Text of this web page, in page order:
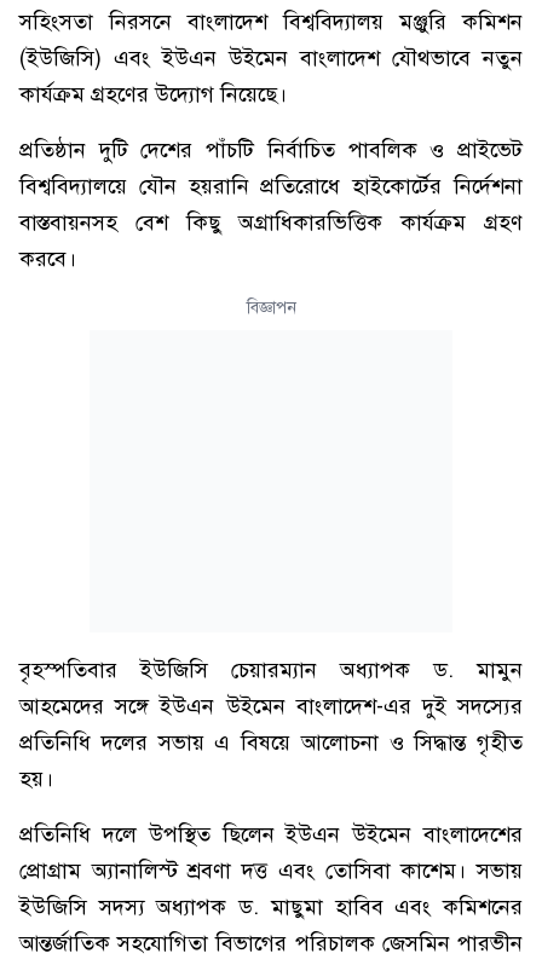
সহিংসতা নিরসনে বাংলাদেশ বিশ্ববিদ্যালয় মঞ্জুরি কমিশন
(ইউজিসি) এবং ইউএন উইমেন বাংলাদেশ যৌথভাবে নতুন
কার্যক্রম গ্রহণের উদ্যোগ নিয়েছে।
প্রতিষ্ঠান দুটি দেশের পাঁচটি নির্বাচিত পাবলিক ও প্রাইভেট
বিশ্ববিদ্যালয়ে যৌন হয়রানি প্রতিরোধে হাইকোর্টের নির্দেশনা
বাস্তবায়নসহ বেশ কিছু অগ্রাধিকারভিত্তিক কার্যক্রম গ্রহণ
করবে।
বিজ্ঞাপন
বৃহস্পতিবার ইউজিসি চেয়ারম্যান অধ্যাপক ড. মামুন
আহমেদের সঙ্গে ইউএন উইমেন বাংলাদেশ-এর দুই সদস্যের
প্রতিনিধি দলের সভায় এ বিষয়ে আলোচনা ও সিদ্ধান্ত গৃহীত
হয়।
প্রতিনিধি দলে উপস্থিত ছিলেন ইউএন উইমেন বাংলাদেশের
প্রোগ্রাম অ্যানালিস্ট শ্রবণা দত্ত এবং তোসিবা কাশেম। সভায়
ইউজিসি সদস্য অধ্যাপক ড. মাছুমা হাবিব এবং কমিশনের
আন্তর্জাতিক সহযোগিতা বিভাগের পরিচালক জেসমিন পারভীন